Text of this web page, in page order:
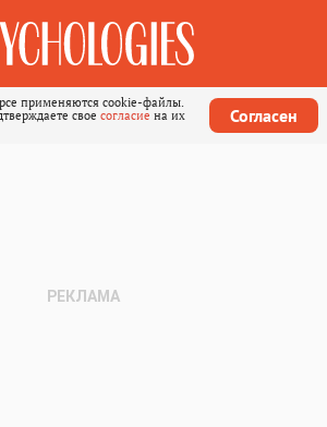
применяются cookie-файлы.
свое согласие на их
Согласен